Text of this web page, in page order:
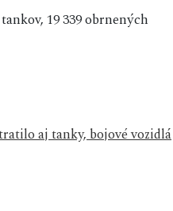
19 339 obrnených
aj tanky, bojové vozidlá